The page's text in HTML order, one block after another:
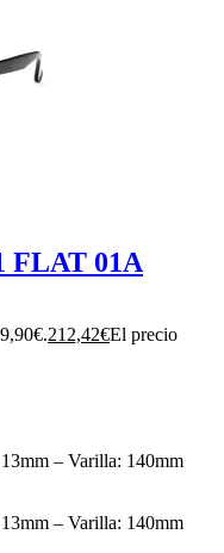
FLAT 01A
212,42€El precio
– Varilla: 140mm
– Varilla: 140mm